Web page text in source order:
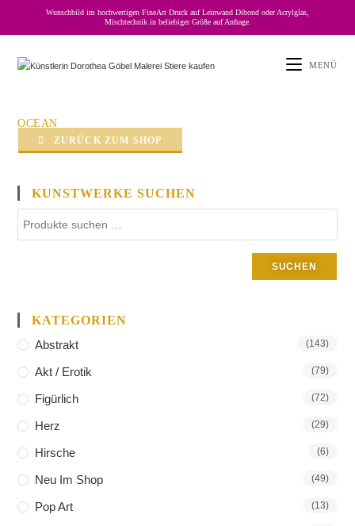
Wunschbild im hochwertigen FineArt Druck auf Leinwand Dibond oder Acrylglas,
Mischtechnik in beliebiger Größe auf Anfrage.
MENÜ
OCEAN
ZURÜCK ZUM SHOP
KUNSTWERKE SUCHEN
SUCHEN
KATEGORIEN
Abstrakt
(143)
Akt / Erotik (79)
Figürlich (72)
Herz (29)
Hirsche (6)
Neu Im Shop (49)
Pop Art (13)